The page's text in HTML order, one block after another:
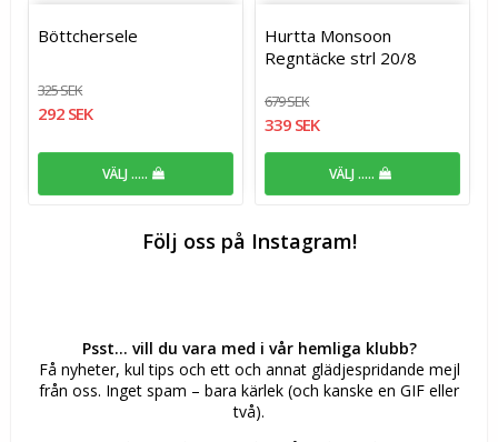
Lägg till i favoritlistan
Böttchersele
325 SEK
292 SEK
VÄLJ .....
Hurtta Monsoon
Regntäcke strl 20/8
679 SEK
339 SEK
VÄLJ .....
Följ oss på Instagram!
Psst... vill du vara med i vår hemliga klubb?
Få nyheter, kul tips och ett och annat glädjespridande mejl
från oss. Inget spam – bara kärlek (och kanske en GIF eller
två).